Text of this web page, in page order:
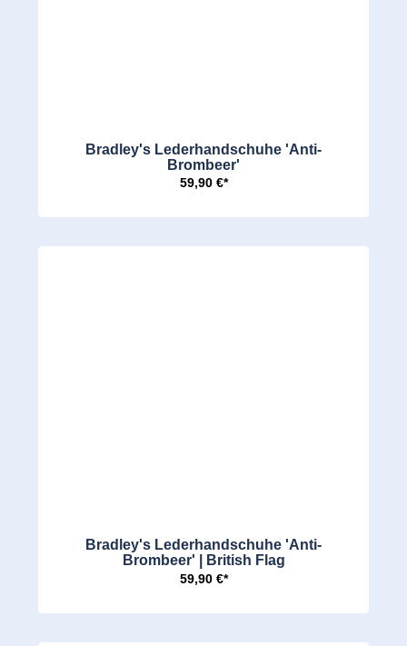
Bradley's Lederhandschuhe 'Anti-
Brombeer'
59,90 €*
Bradley's Lederhandschuhe 'Anti-
Brombeer' | British Flag
59,90 €*